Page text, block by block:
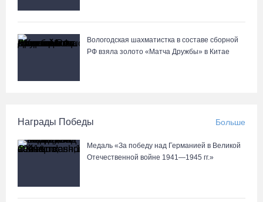
Вологодская шахматистка в составе сборной
РФ взяла золото «Матча Дружбы» в Китае
Награды Победы Больше
Медаль «За победу над Германией в Великой
Отечественной войне 1941—1945 гг.»